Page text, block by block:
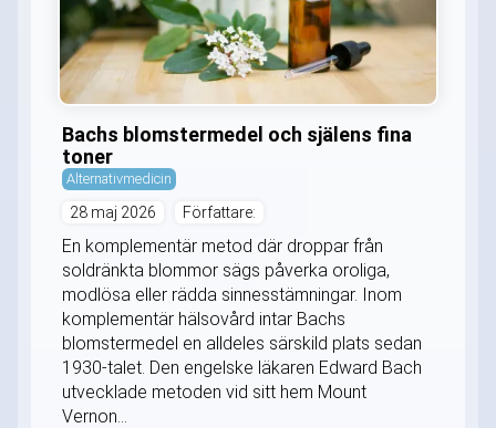
Bachs blomstermedel och själens fina
toner
Alternativmedicin
28 maj 2026 Författare:
En komplementär metod där droppar från
soldränkta blommor sägs påverka oroliga,
modlösa eller rädda sinnesstämningar. Inom
komplementär hälsovård intar Bachs
blomstermedel en alldeles särskild plats sedan
1930-talet. Den engelske läkaren Edward Bach
utvecklade metoden vid sitt hem Mount
Vernon...